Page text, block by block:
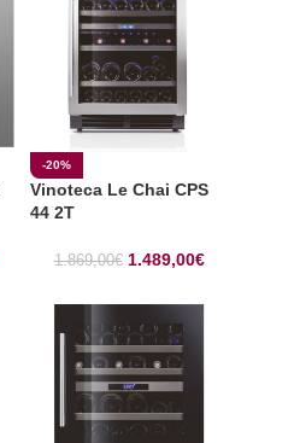
-20%
Vinoteca Le Chai CPS
44 2T
1.869,00€ 1.489,00€